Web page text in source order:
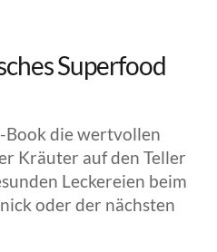
Superfood
Book die wertvollen
Kräuter auf den Teller
Leckereien beim
oder der nächsten